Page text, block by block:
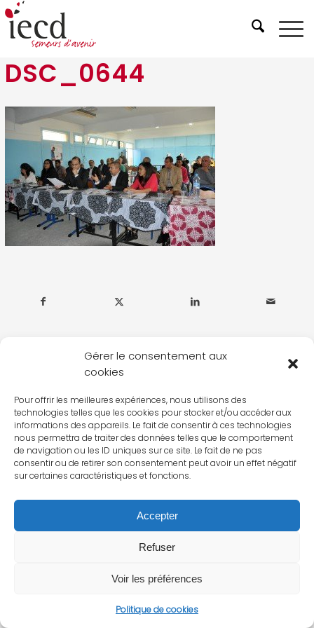
Gérer le consentement aux
cookies
Pour offrir les meilleures expériences, nous utilisons des
technologies telles que les cookies pour stocker et/ou accéder aux
informations des appareils. Le fait de consentir à ces technologies
nous permettra de traiter des données telles que le comportement
de navigation ou les ID uniques sur ce site. Le fait de ne pas
consentir ou de retirer son consentement peut avoir un effet négatif
sur certaines caractéristiques et fonctions.
Accepter
Refuser
Voir les préférences
Politique de cookies
DSC_0644